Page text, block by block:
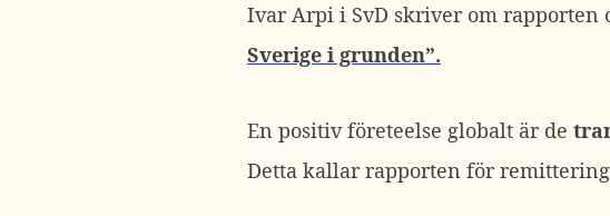
Ivar Arpi i SvD skriver om rapporten
Sverige i grunden”.
En positiv företeelse globalt är de
Detta kallar rapporten för